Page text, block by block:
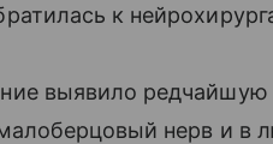
к
выявило
нерв и в